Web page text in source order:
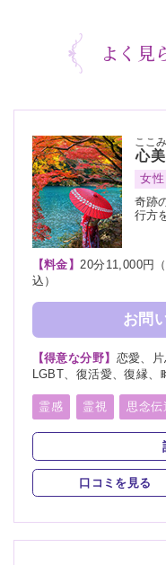
よく見
心美
ここみ
女性
奇跡
行方
【料金】20分11,000円
込）
お問
【得意な分野】 恋愛、
LGBT、復活愛、復縁、
教育、介護、進路、学
職、経営、人間関係、
故人、相手の気持ち、
相談、心霊写真、命名
び、縁切り
霊感 霊視 思念伝
霊聴 守護霊 チャ
スピリチュアルカウン
アカシックリーディン
浄化 祈願 供養
口コミを見る